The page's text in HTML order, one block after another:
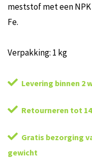
meststof met een NPK
Fe.
Verpakking: 1 kg
Levering binnen 2
Retourneren tot
Gratis bezorging
gewicht